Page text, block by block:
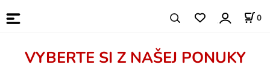
0
VYBERTE SI Z NAŠEJ PONUKY